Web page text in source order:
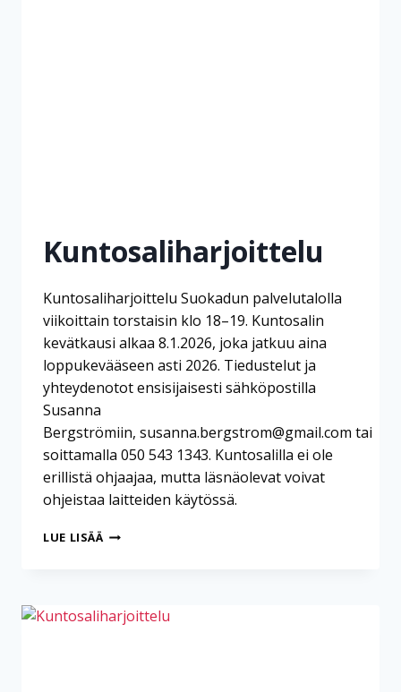
Kuntosaliharjoittelu
Kuntosaliharjoittelu Suokadun palvelutalolla
viikoittain torstaisin klo 18–19. Kuntosalin
kevätkausi alkaa 8.1.2026, joka jatkuu aina
loppukevääseen asti 2026. Tiedustelut ja
yhteydenotot ensisijaisesti sähköpostilla
Susanna
Bergströmiin, susanna.bergstrom@gmail.com tai
soittamalla 050 543 1343. Kuntosalilla ei ole
erillistä ohjaajaa, mutta läsnäolevat voivat
ohjeistaa laitteiden käytössä.
LUE LISÄÄ KUNTOSALIHARJOITTELU